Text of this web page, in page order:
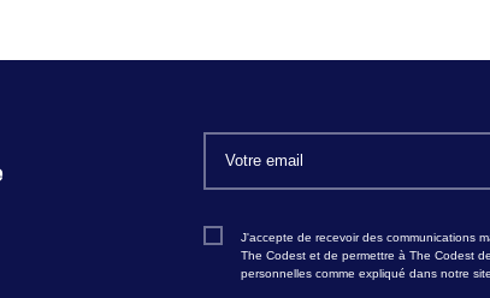
J'accepte de recevoir des communications
The Codest et de permettre à The Codest
personnelles comme expliqué dans notre